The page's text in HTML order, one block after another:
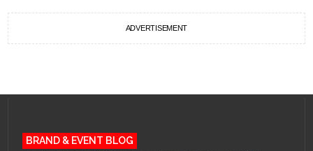
ADVERTISEMENT
BRAND & EVENT BLOG